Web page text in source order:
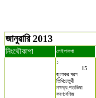
জানুৱারি 2013
নিংথৌকাপা লেইপাকপা
১
15
জুলাকর পরগ
তিথি:চতুর্থী
নক্ষত্র:শতভিষা
করণ:বণিজ